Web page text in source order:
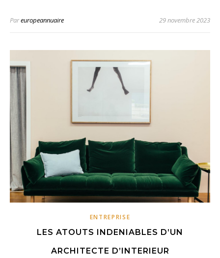
Pareuropeannuaire 29 novembre 2023
ENTREPRISE
LES ATOUTS INDENIABLES D’UN
ARCHITECTE D’INTERIEUR